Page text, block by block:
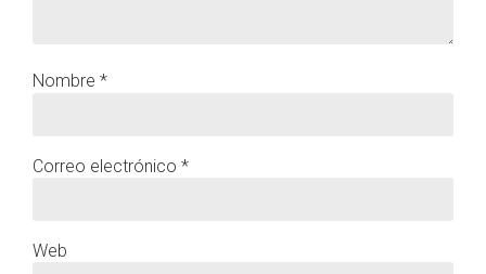
Nombre *
Correo electrónico *
Web